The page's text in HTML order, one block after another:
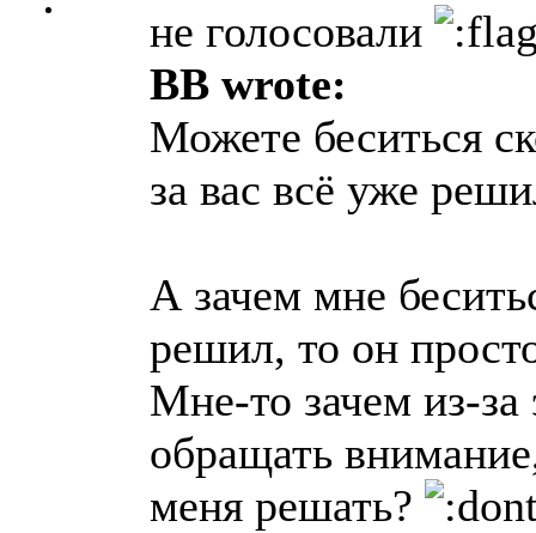
не голосовали
BB wrote:
Можете беситься
за вас всё уже
А зачем мне
решил, то он
Мне-то зачем из-за
обращать
меня решать?